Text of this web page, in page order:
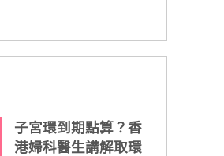
子宮環到期點算？香
港婦科醫生講解取環